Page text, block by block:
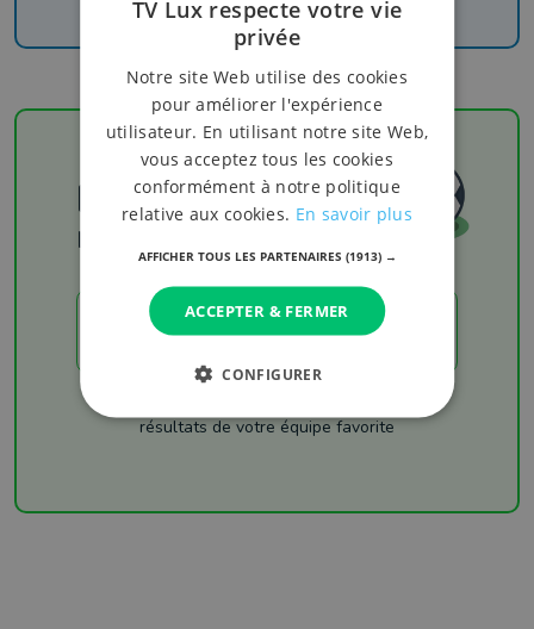
Football
Les résultats
LES RÉSULTATS
résultats de votre équipe favorite
TV Lux respecte votre vie
privée
Notre site Web utilise des cookies
pour améliorer l'expérience
utilisateur. En utilisant notre site Web,
vous acceptez tous les cookies
conformément à notre politique
relative aux cookies. En savoir plus
AFFICHER TOUS LES PARTENAIRES (1913) →
ACCEPTER & FERMER
CONFIGURER